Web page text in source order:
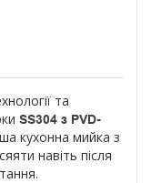
та
SS304 з PVD-
кухонна мийка з
навіть після